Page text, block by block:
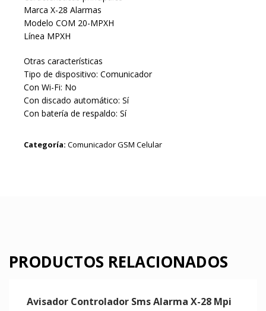
Marca X-28 Alarmas
Modelo COM 20-MPXH
Línea MPXH
Otras características
Tipo de dispositivo: Comunicador
Con Wi-Fi: No
Con discado automático: Sí
Con batería de respaldo: Sí
Categoría: Comunicador GSM Celular
PRODUCTOS RELACIONADOS
Avisador Controlador Sms Alarma X-28 Mpi